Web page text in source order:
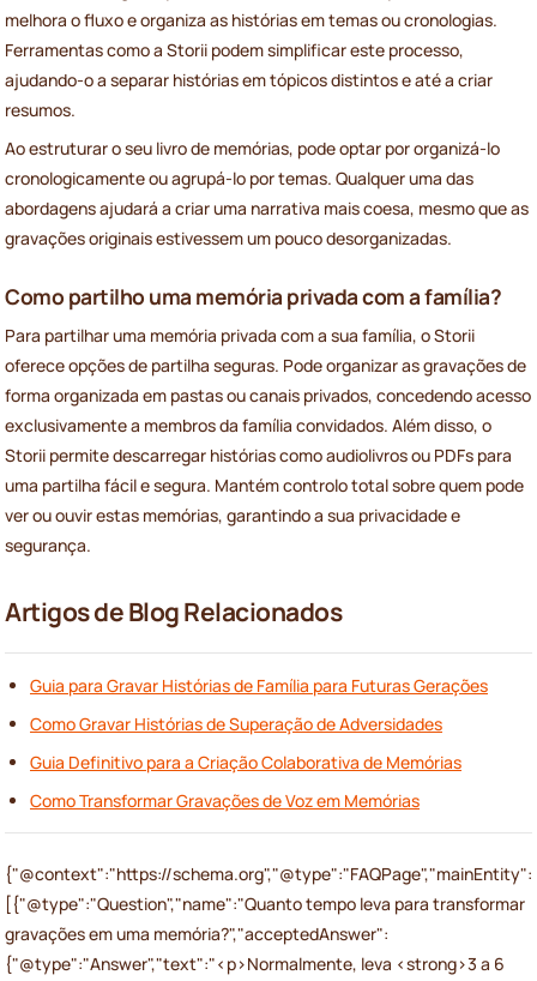
melhora o fluxo e organiza as histórias em temas ou cronologias.
Ferramentas como a Storii podem simplificar este processo,
ajudando-o a separar histórias em tópicos distintos e até a criar
resumos.
Ao estruturar o seu livro de memórias, pode optar por organizá-lo
cronologicamente ou agrupá-lo por temas. Qualquer uma das
abordagens ajudará a criar uma narrativa mais coesa, mesmo que as
gravações originais estivessem um pouco desorganizadas.
Como partilho uma memória privada com a família?
Para partilhar uma memória privada com a sua família, o Storii
oferece opções de partilha seguras. Pode organizar as gravações de
forma organizada em pastas ou canais privados, concedendo acesso
exclusivamente a membros da família convidados. Além disso, o
Storii permite descarregar histórias como audiolivros ou PDFs para
uma partilha fácil e segura. Mantém controlo total sobre quem pode
ver ou ouvir estas memórias, garantindo a sua privacidade e
segurança.
Artigos de Blog Relacionados
Guia para Gravar Histórias de Família para Futuras Gerações
Como Gravar Histórias de Superação de Adversidades
Guia Definitivo para a Criação Colaborativa de Memórias
Como Transformar Gravações de Voz em Memórias
{"@context":"https://schema.org","@type":"FAQPage","mainEntity":
[{"@type":"Question","name":"Quanto tempo leva para transformar
gravações em uma memória?","acceptedAnswer":
{"@type":"Answer","text":"<p>Normalmente, leva <strong>3 a 6